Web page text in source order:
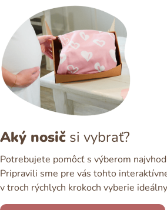
Aký nosič si vybrať?
Potrebujete pomôcť s výberom
Pripravili sme pre vás tohto
v troch rýchlych krokoch vyberie